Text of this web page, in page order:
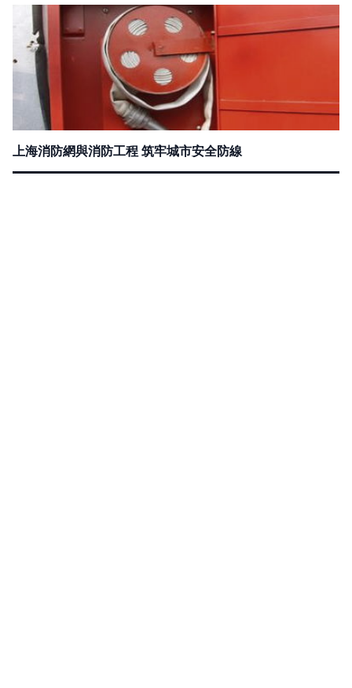
上海消防網與消防工程 筑牢城市安全防線